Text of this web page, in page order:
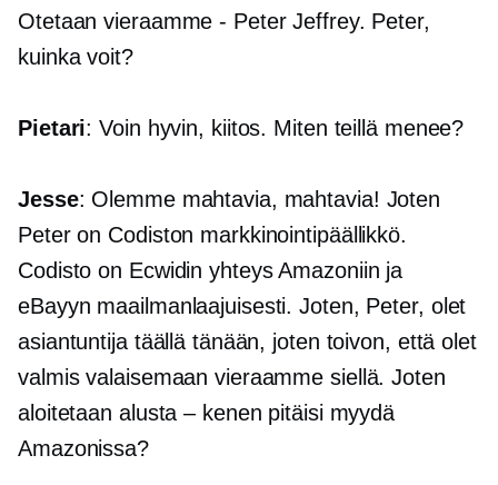
Otetaan vieraamme - Peter Jeffrey. Peter,
kuinka voit?
Pietari: Voin hyvin, kiitos. Miten teillä menee?
Jesse: Olemme mahtavia, mahtavia! Joten
Peter on Codiston markkinointipäällikkö.
Codisto on Ecwidin yhteys Amazoniin ja
eBayyn maailmanlaajuisesti. Joten, Peter, olet
asiantuntija täällä tänään, joten toivon, että olet
valmis valaisemaan vieraamme siellä. Joten
aloitetaan alusta – kenen pitäisi myydä
Amazonissa?